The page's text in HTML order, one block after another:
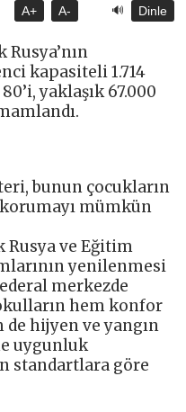
A+ A- 🔊 Dinle
kapasiteli 1.714
yaklaşık 67.000
bunun çocukların
mümkün
Rusya ve Eğitim
yenilenmesi
merkezde
hem konfor
de hijyen ve yangın
uygunluk
standartlara göre